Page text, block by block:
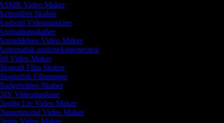
Video Maker
Skaber
Videomaskine
Video Maker
undertekstgenerator
Video Maker
Film Skaber
Filmmager
Skaber
Videomaskine
Liv Video Maker
Video Maker